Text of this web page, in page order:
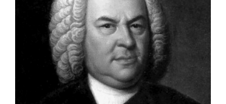
Mattheuspassie 2027 Beerse